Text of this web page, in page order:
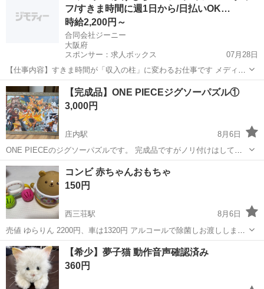
ターンでお願いします。フ/すきま時間に週1日から/日払いOK…
時給2,200円～
合同会社ジーニー
大阪府
スポンサー：求人ボックス
07月28日
【仕事内容】すきま時間が「収入の柱」に変わるお仕事です メディア
やサービスの魅力を、お客様へ直接ご案内・ご提案するPRのお仕事。
むずかしい作業や力仕事は一切ありません。 <はたらく1日のイメージ
> 1出社して、その日の担当エリアを...
アルバイト・パート / 業務委託
【完成品】ONE PIECEジグソーパズル①
3,000円
庄内駅
8月6日
ONE PIECEのジグソーパズルです。 完成品ですがノリ付けはしてま
せん。 現物のお渡しとなります。 引っ越しに伴い精査し出品です。
もともと部屋に飾っていたものとなりますので ノークレーム、ノーリ
ターンでお願いします。
大阪 豊中市 庄内駅 パズル
コンビ 赤ちゃんおもちゃ
150円
西三荘駅
8月6日
売値 ゆらりん 2200円、車は1320円 アルコールで除菌しお渡ししま
す！傷など気になる方はご遠慮ください🙏
大阪 守口市 西三荘駅 おもちゃ
【希少】夢子猫 動作音声確認済み
360円